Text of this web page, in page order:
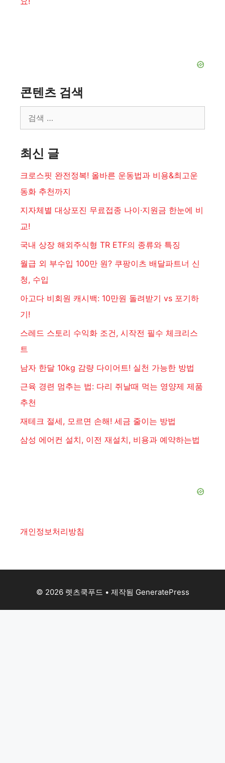
콘텐츠 검색
색:
최신 글
크로스핏 완전정복! 올바른 운동법과 비용&최고운
동화 추천까지
지자체별 대상포진 무료접종 나이·지원금 한눈에 비
교!
국내 상장 해외주식형 TR ETF의 종류와 특징
월급 외 부수입 100만 원? 쿠팡이츠 배달파트너 신
청, 수입
아고다 비회원 캐시백: 10만원 돌려받기 vs 포기하
기!
스레드 스토리 수익화 조건, 시작전 필수 체크리스
트
남자 한달 10kg 감량 다이어트! 실천 가능한 방법
근육 경련 멈추는 법: 다리 쥐날때 먹는 영양제 제품
추천
재테크 절세, 모르면 손해! 세금 줄이는 방법
삼성 에어컨 설치, 이전 재설치, 비용과 예약하는법
개인정보처리방침
© 2026 렛츠쿡푸드 • 제작됨 GeneratePress